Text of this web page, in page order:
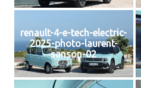
renault-4-e-tech-electric-
2025-photo-laurent-
sanson-02